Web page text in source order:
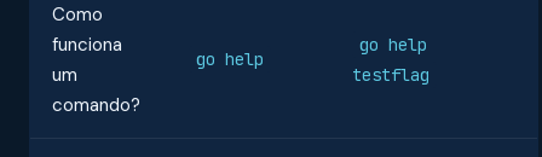
Como
funciona
um
comando?
go help
go help
testflag